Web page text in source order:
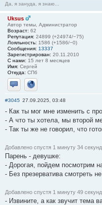
Да, я зануда, я знаю...
Uksus
Автор темы, Администратор
Возраст: 62
Репутация: 24899 (+24974/−75)
Лояльность: 1586 (+1586/−0)
Сообщения: 13337
Зарегистрирован: 20.11.2010
С нами: 15 лет 8 месяцев
Имя: Сергей
Откуда: СПб
Отправить личное
Сайт
#3045 27.09.2025, 03:48
- Как ты мог мне изменить с
- А что ты хотела, мы второй
- Так ты же не говорил, что
Добавлено спустя 1 минуту 34
Парень - девушке:
- Дорогая, пойдем посмотрим
- Без презерватива смотреть
Добавлено спустя 1 минуту 49
- Извините, а как звучит тема